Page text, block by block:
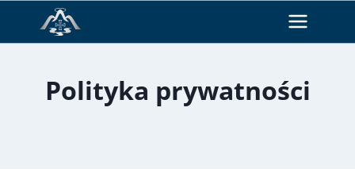
Polityka prywatności